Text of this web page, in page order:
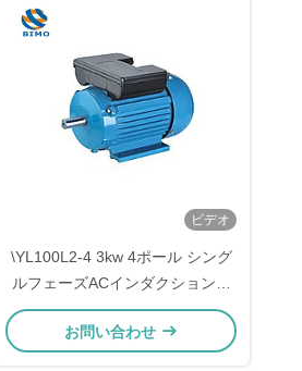
ビデオ
\YL100L2-4 3kw 4ポール シング
ルフェーズACインダクションモ
ーター 低騒音
お問い合わせ